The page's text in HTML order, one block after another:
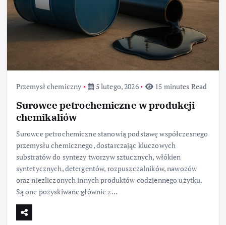
Przemysł chemiczny 5 lutego, 2026 15 minutes Read
Surowce petrochemiczne w produkcji
chemikaliów
Surowce petrochemiczne stanowią podstawę współczesnego
przemysłu chemicznego, dostarczając kluczowych
substratów do syntezy tworzyw sztucznych, włókien
syntetycznych, detergentów, rozpuszczalników, nawozów
oraz niezliczonych innych produktów codziennego użytku.
Są one pozyskiwane głównie z…